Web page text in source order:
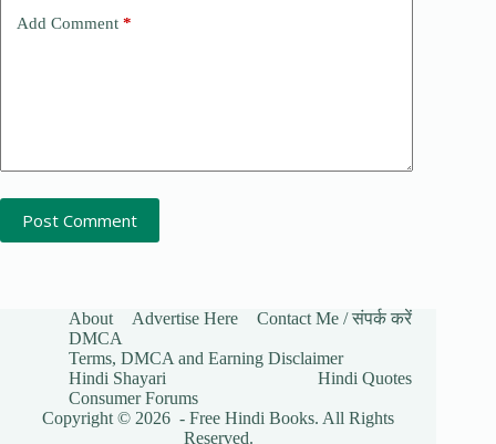
Add Comment *
Post Comment
About Advertise Here
Contact Me / संपर्क करें
DMCA
Terms, DMCA and Earning Disclaimer
Hindi Shayari
Hindi Quotes
Consumer Forums
Copyright © 2026 - Free Hindi Books. All Rights
Reserved.